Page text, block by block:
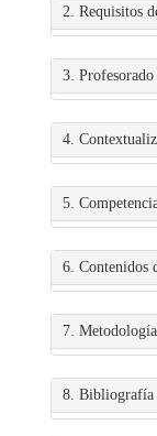
2. Requisitos
3.
4.
5.
6. Contenidos
7.
8. Bibliografía